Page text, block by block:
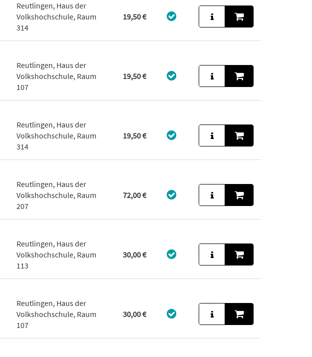
Reutlingen, Haus der
Volkshochschule, Raum
314
19,50 €
Reutlingen, Haus der
Volkshochschule, Raum
107
19,50 €
Reutlingen, Haus der
Volkshochschule, Raum
314
19,50 €
Reutlingen, Haus der
Volkshochschule, Raum
207
72,00 €
Reutlingen, Haus der
Volkshochschule, Raum
113
30,00 €
Reutlingen, Haus der
Volkshochschule, Raum
107
30,00 €